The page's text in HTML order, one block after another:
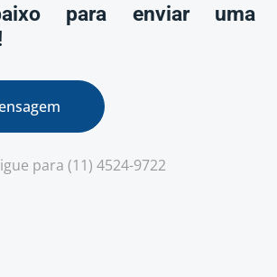
para enviar uma
para (11) 4524-9722